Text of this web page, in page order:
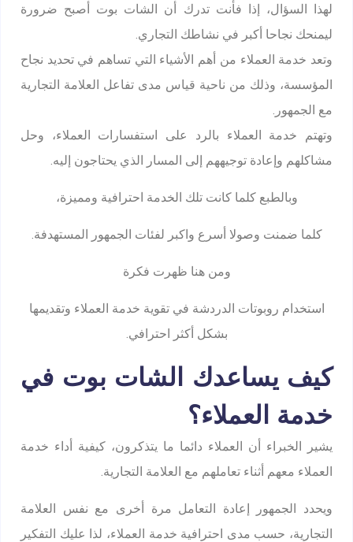
لهذا السؤال، إذا فأنت تدرك أن الشات بوت أصبح ضرورة
ليمنحك نجاحا أكبر في نشاطك التجاري.
وتعد خدمة العملاء من أهم الأشياء التي تساهم في تحديد نجاح
المؤسسة، وذلك من ناحية قياس مدى تفاعل العلامة التجارية
مع الجمهور.
وتهتم خدمة العملاء بالرد على استفسارات العملاء، وحل
مشاكلهم وإعادة توجيههم إلى المسار الذي يحتاجون إليه.
وبالطبع كلما كانت تلك الخدمة احترافية ومميزة،
كلما ضمنت وصولا أسرع واكبر لفئات الجمهور المستهدفة.
ومن هنا ظهرت فكرة
استخدام روبوتات الدردشة في تقوية خدمة العملاء وتقديمها
بشكل أكثر احترافي.
كيف يساعدك الشات بوت في
خدمة العملاء؟
يشير الخبراء أن العملاء دائما ما يتذكرون، كيفية أداء خدمة
العملاء معهم أثناء تعاملهم مع العلامة التجارية.
ويحدد الجمهور إعادة التعامل مرة أخرى مع نفس العلامة
التجارية، حسب مدى احترافية خدمة العملاء، لذا عليك التفكير